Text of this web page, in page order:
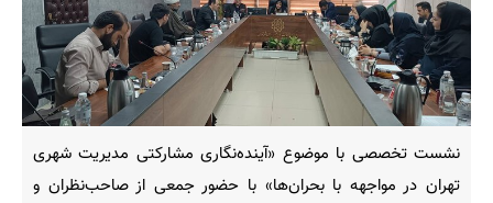
نشست تخصصی با موضوع «آینده‌نگاری مشارکتی مدیریت شهری
تهران در مواجهه با بحران‌ها» با حضور جمعی از صاحب‌نظران و